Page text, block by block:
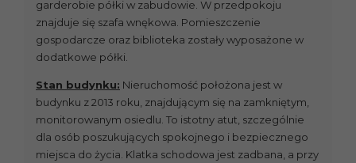
garderobie półki w zabudowie. W przedpokoju
znajduje się szafa wnękowa. Pomieszczenie
gospodarcze oraz biblioteka zostały wyposażone w
dodatkowe półki.
Stan budynku: Nieruchomość położona jest w
budynku z 2013 roku, znajdującym się na zamkniętym,
monitorowanym osiedlu. To istotny atut, szczególnie
dla osób poszukujących spokojnego i bezpiecznego
miejsca do życia. Klatka schodowa jest zadbana, a przy